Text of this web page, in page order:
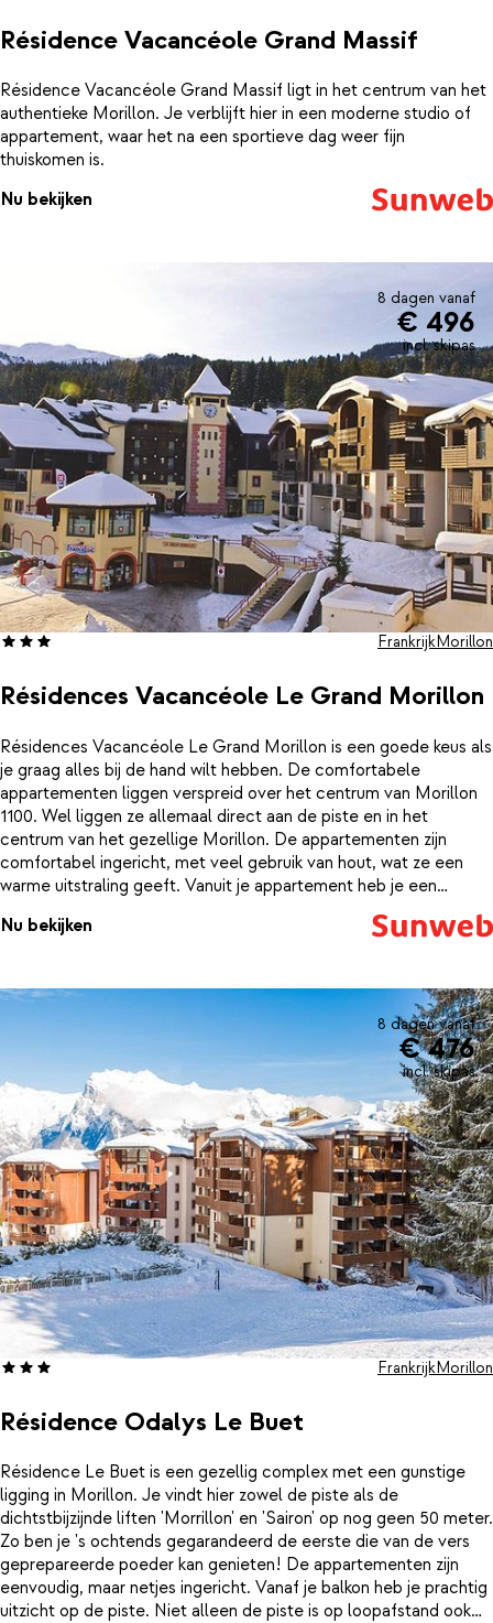
Résidence Vacancéole Grand Massif
Résidence Vacancéole Grand Massif ligt in het centrum van het
authentieke Morillon. Je verblijft hier in een moderne studio of
appartement, waar het na een sportieve dag weer fijn
thuiskomen is.
Nu bekijken
8 dagen vanaf
€ 496
incl. skipas
Résidences Vacancéole Le Grand Morillon
FrankrijkMorillon
Résidences Vacancéole Le Grand Morillon is een goede keus als
je graag alles bij de hand wilt hebben. De comfortabele
appartementen liggen verspreid over het centrum van Morillon
1100. Wel liggen ze allemaal direct aan de piste en in het
centrum van het gezellige Morillon. De appartementen zijn
comfortabel ingericht, met veel gebruik van hout, wat ze een
warme uitstraling geeft. Vanuit je appartement heb je een
skiën trek gekregen? In het knusse centrum vind je verschillende
Morillon.
Nu bekijken
8 dagen vanaf
€ 476
incl. skipas
Résidence Odalys Le Buet
FrankrijkMorillon
Résidence Le Buet is een gezellig complex met een gunstige
ligging in Morillon. Je vindt hier zowel de piste als de
dichtstbijzijnde liften 'Morrillon' en 'Sairon' op nog geen 50 meter.
Zo ben je 's ochtends gegarandeerd de eerste die van de vers
geprepareerde poeder kan genieten! De appartementen zijn
eenvoudig, maar netjes ingericht. Vanaf je balkon heb je prachtig
uitzicht op de piste. Niet alleen de piste is op loopafstand ook